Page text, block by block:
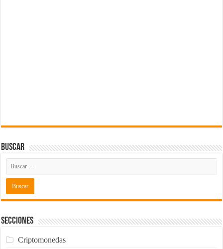
Buscar
Secciones
Criptomonedas